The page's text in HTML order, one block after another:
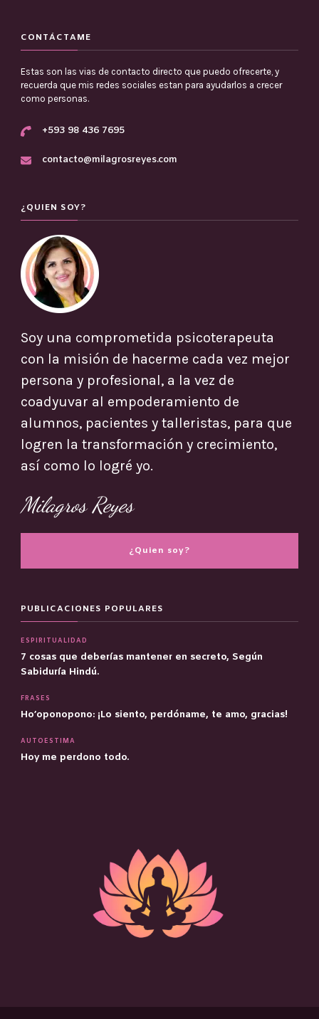
CONTÁCTAME
Estas son las vias de contacto directo que puedo ofrecerte, y
recuerda que mis redes sociales estan para ayudarlos a crecer
como personas.
+593 98 436 7695
contacto@milagrosreyes.com
¿QUIEN SOY?
Soy una comprometida psicoterapeuta
con la misión de hacerme cada vez mejor
persona y profesional, a la vez de
coadyuvar al empoderamiento de
alumnos, pacientes y talleristas, para que
logren la transformación y crecimiento,
así como lo logré yo.
Milagros Reyes
¿Quien soy?
PUBLICACIONES POPULARES
ESPIRITUALIDAD
7 cosas que deberías mantener en secreto, Según
Sabiduría Hindú.
FRASES
Ho’oponopono: ¡Lo siento, perdóname, te amo, gracias!
AUTOESTIMA
Hoy me perdono todo.